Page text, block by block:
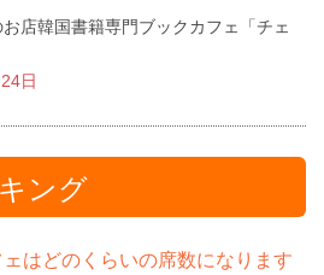
店韓国書籍専門ブックカフェ「チェ
日
ング
はどのくらいの席数になります